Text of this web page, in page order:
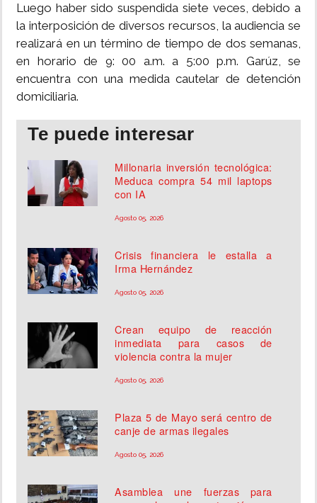
Luego haber sido suspendida siete veces, debido a
la interposición de diversos recursos, la audiencia se
realizará en un término de tiempo de dos semanas,
en horario de 9: 00 a.m. a 5:00 p.m. Garúz, se
encuentra con una medida cautelar de detención
domiciliaria.
Te puede interesar
Millonaria inversión tecnológica:
Meduca compra 54 mil laptops
con IA
Agosto 05, 2026
Crisis financiera le estalla a
Irma Hernández
Agosto 05, 2026
Crean equipo de reacción
inmediata para casos de
violencia contra la mujer
Agosto 05, 2026
Plaza 5 de Mayo será centro de
canje de armas ilegales
Agosto 05, 2026
Asamblea une fuerzas para